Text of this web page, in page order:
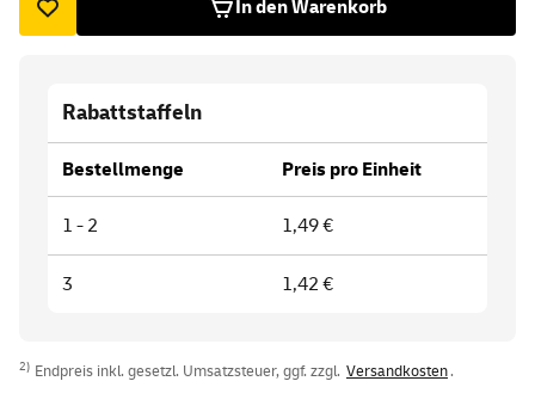
In den Warenkorb
Rabattstaffeln
Bestellmenge Preis pro Einheit
1 - 2 1,49 €
3 1,42 €
2) Endpreis inkl. gesetzl. Umsatzsteuer, ggf. zzgl. Versandkosten.